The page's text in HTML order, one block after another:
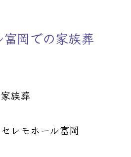
岡での家族葬
家族葬
セレモホール富岡